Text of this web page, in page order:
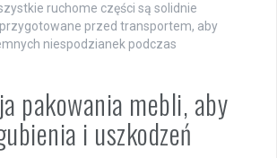
ruchome części są solidnie
przed transportem, aby
niespodzianek podczas
pakowania mebli, aby
i uszkodzeń